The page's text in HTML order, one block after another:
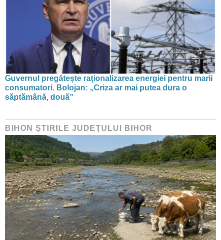
Guvernul pregătește raționalizarea energiei pentru marii
consumatori. Bolojan: „Criza ar mai putea dura o
săptămână, două”
BIHON ŞTIRILE JUDEŢULUI BIHOR